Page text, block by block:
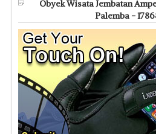
Obyek Wisata Jembatan
Palemba -